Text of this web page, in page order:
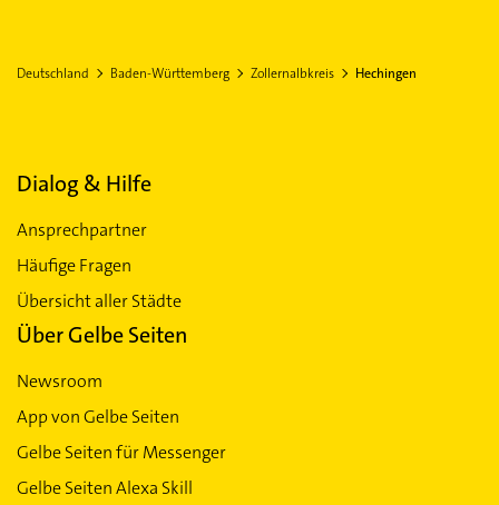
Deutschland Baden-Württemberg Zollernalbkreis Hechingen
Dialog & Hilfe
Ansprechpartner
Häufige Fragen
Übersicht aller Städte
Über Gelbe Seiten
Newsroom
App von Gelbe Seiten
Gelbe Seiten für Messenger
Gelbe Seiten Alexa Skill